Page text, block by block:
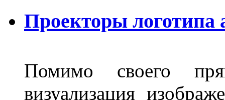
Проекторы логотипа
Помимо своего
визуализация